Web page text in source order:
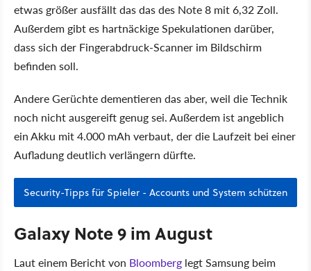
etwas größer ausfällt das das des Note 8 mit 6,32 Zoll.
Außerdem gibt es hartnäckige Spekulationen darüber,
dass sich der Fingerabdruck-Scanner im Bildschirm
befinden soll.
Andere Gerüchte dementieren das aber, weil die Technik
noch nicht ausgereift genug sei. Außerdem ist angeblich
ein Akku mit 4.000 mAh verbaut, der die Laufzeit bei einer
Aufladung deutlich verlängern dürfte.
Security-Tipps für Spieler - Accounts und System schützen
Galaxy Note 9 im August
Laut einem Bericht von Bloomberg legt Samsung beim